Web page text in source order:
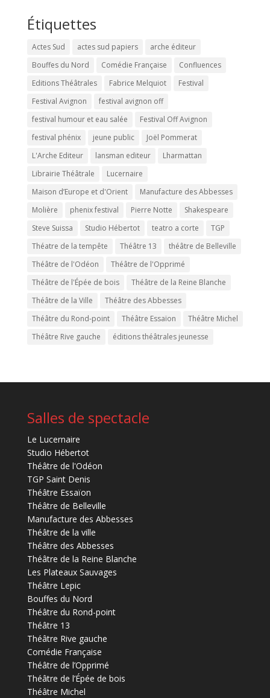
Étiquettes
Actes Sud actes sud papiers
arche éditeur
Bouffes du Nord
Comédie Française
Confluences
Editions Théâtrales
Fabrice Melquiot
Festival
Festival Avignon
festival avignon off
festival humour et eau salée
Festival Off Avignon
festival phénix
jeune public
Joël Pommerat
L'Arche Editeur
lansman editeur
Lharmattan
Librairie Théâtrale
Lucernaire
Maison d’Europe et d'Orient
Manufacture des Abbesses
Molière
phenix festival Pierre Notte
Shakespeare
Steve Suissa
Studio Hébertot teatro a corte
TGP
Théatre de la tempête
Théâtre 13
théâtre de Belleville
Théâtre de l'Odéon
Théâtre de l'Opprimé
Théâtre de l'Épée de bois
Théâtre de la Reine Blanche
Théâtre de la Ville
Théâtre des Abbesses
Théâtre du Rond-point
Théâtre Essaïon
Théâtre Michel
Théâtre Rive gauche
éditions théâtrales jeunesse
Salles de spectacle
Le Lucernaire
Studio Hébertot
Théâtre de l'Odéon
TGP Saint Denis
Théâtre Essaïon
Théâtre de Belleville
Manufacture des Abbesses
Théâtre de la ville
Théâtre des Abbesses
Théâtre de la Reine Blanche
Les Plateaux Sauvages
Théâtre Lepic
Bouffes du Nord
Théâtre du Rond-point
Théâtre 13
Théâtre Rive gauche
Comédie Française
Théâtre de l’Opprimé
Théâtre de l’Épée de bois
Théâtre Michel